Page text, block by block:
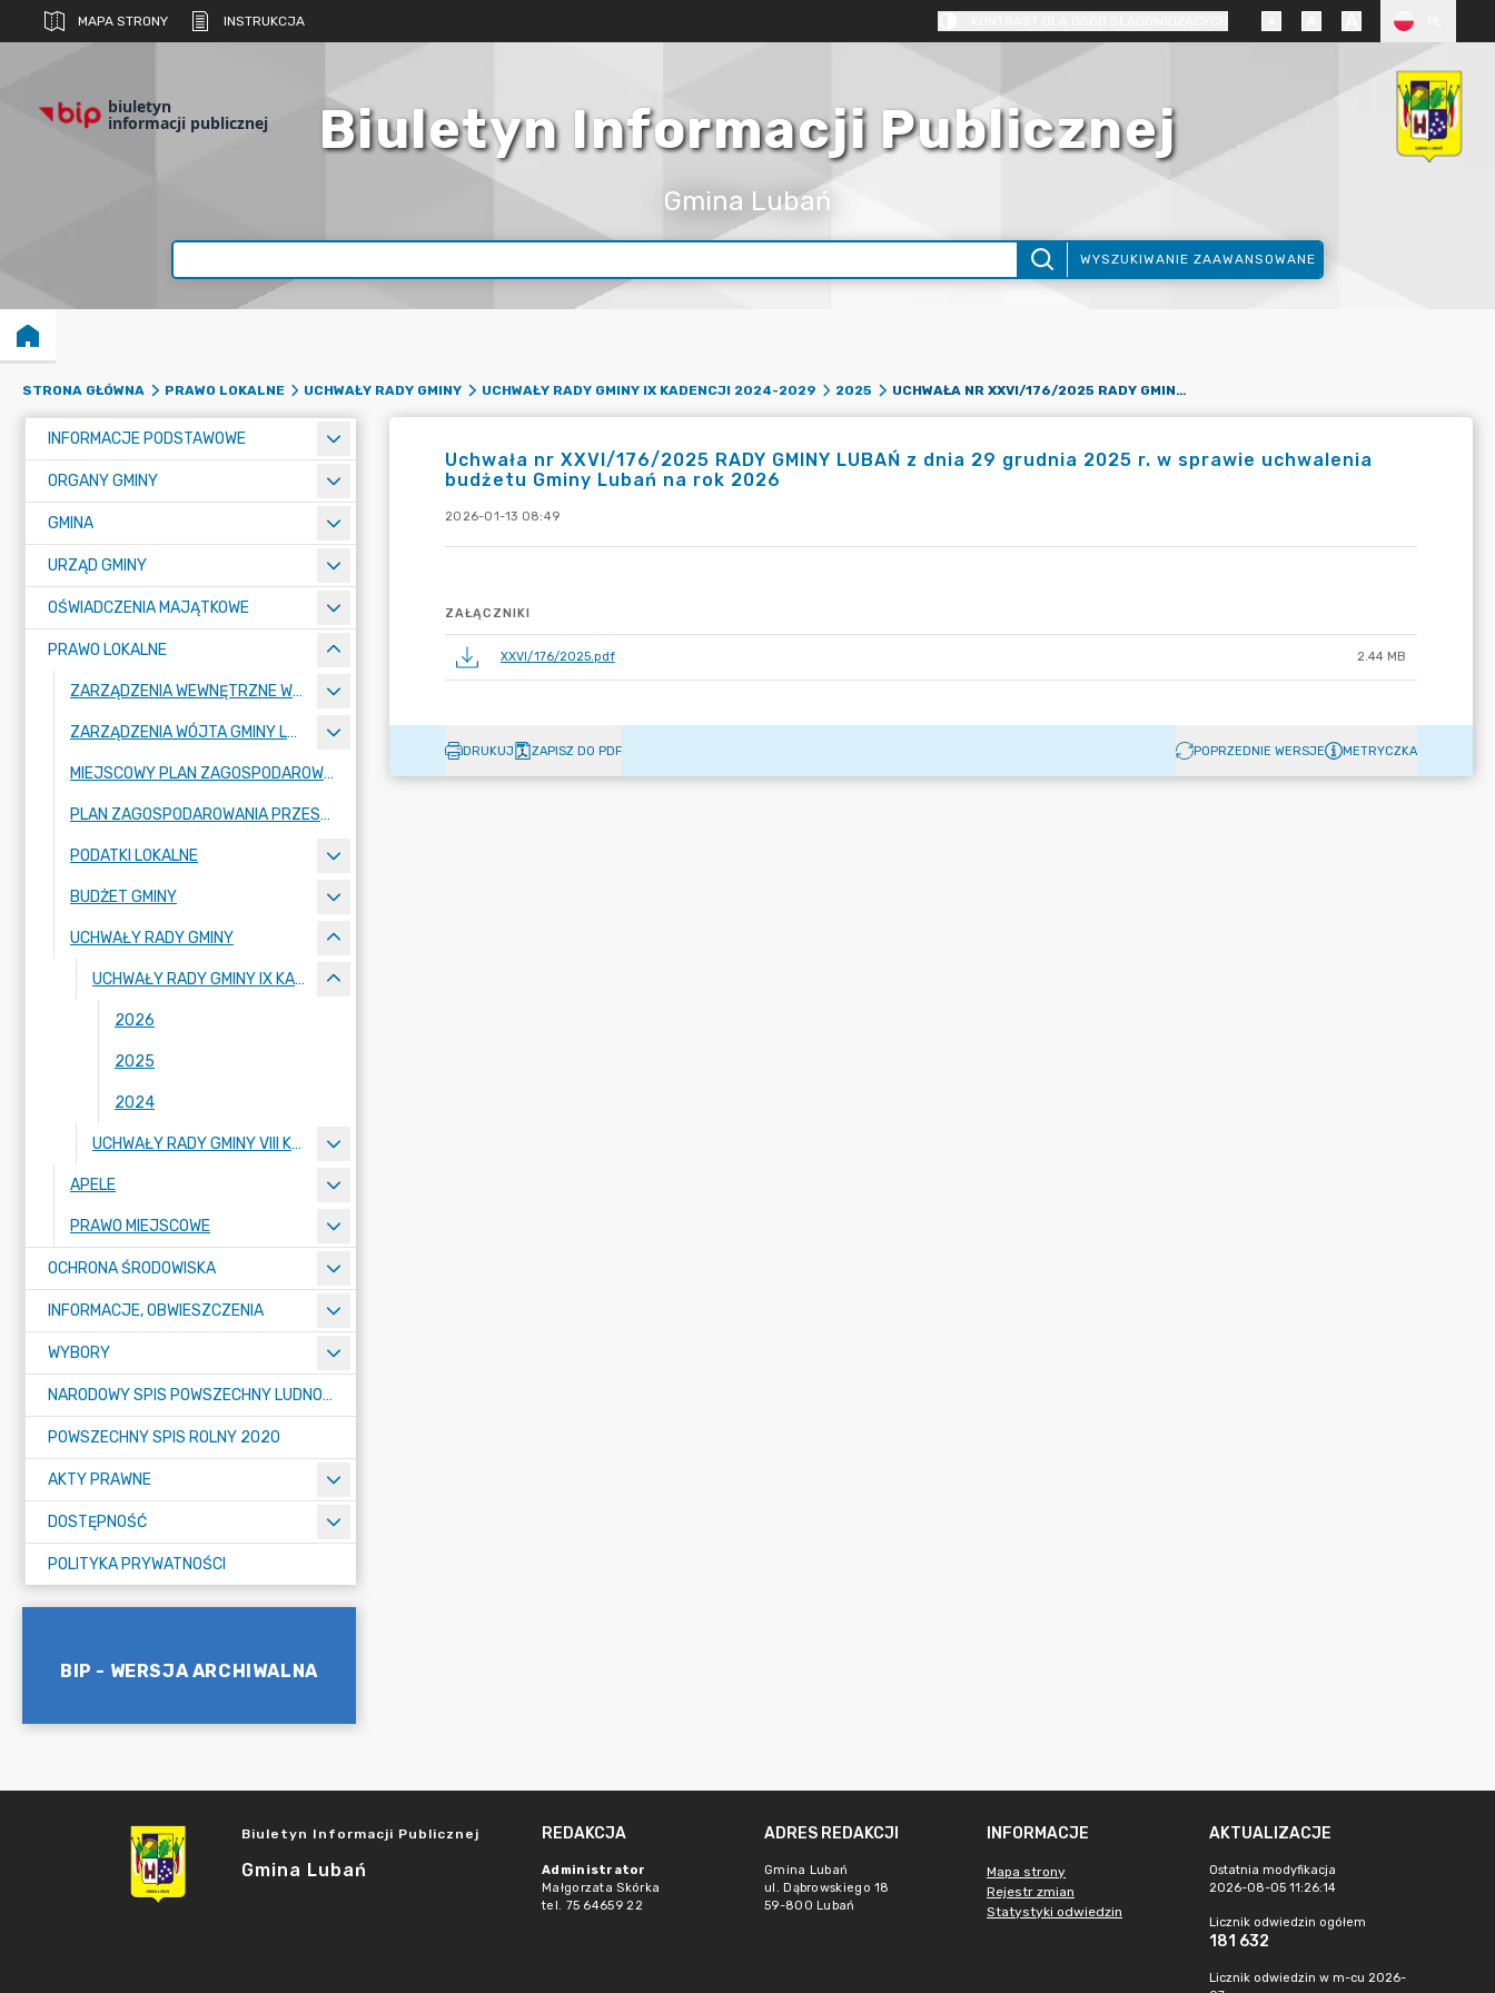
MAPA STRONY INSTRUKCJA
biuletyn
informacji publicznej Biuletyn Informacji Publicznej
Gmina Lubań
WYSZUKIWANIE ZAAWANSOWANE
STRONA GŁÓWNA PRAWO LOKALNE UCHWAŁY RADY GMINY UCHWAŁY RADY GMINY IX KADENCJI 2024-2029 2025 UCHWAŁA NR XXVI/176/2025 RADY GMINY LUBAŃ Z DNIA 29 GRUDNIA 2025 R. W SPRAWIE UCHWALENIA BUDŻETU GMINY LUBAŃ NA ROK 2026
INFORMACJE PODSTAWOWE
ORGANY GMINY
GMINA
URZĄD GMINY
OŚWIADCZENIA MAJĄTKOWE
PRAWO LOKALNE
ZARZĄDZENIA WEWNĘTRZNE WÓJTA GMINY LUBAŃ
ZARZĄDZENIA WÓJTA GMINY LUBAŃ
MIEJSCOWY PLAN ZAGOSPODAROWANIA PRZESTRZENNEGO
PLAN ZAGOSPODAROWANIA PRZESTRZENNEGO
PODATKI LOKALNE
BUDŻET GMINY
UCHWAŁY RADY GMINY
UCHWAŁY RADY GMINY IX KADENCJI 2024-2029
2026
2025
2024
UCHWAŁY RADY GMINY VIII KADENCJI 2018-2023
APELE
PRAWO MIEJSCOWE
OCHRONA ŚRODOWISKA
INFORMACJE, OBWIESZCZENIA
WYBORY
NARODOWY SPIS POWSZECHNY LUDNOŚCI I MIESZKAŃ W 2021
POWSZECHNY SPIS ROLNY 2020
AKTY PRAWNE
DOSTĘPNOŚĆ
POLITYKA PRYWATNOŚCI
BIP - WERSJA ARCHIWALNA
Uchwała nr XXVI/176/2025 RADY GMINY LUBAŃ z dnia 29 grudnia 2025 r. w sprawie uchwalenia
budżetu Gminy Lubań na rok 2026
2026-01-13 08:49
ZAŁĄCZNIKI
XXVI/176/2025.pdf 2.44 MB
DRUKUJ ZAPISZ DO PDF POPRZEDNIE WERSJE METRYCZKA
Biuletyn Informacji Publicznej
Gmina Lubań
REDAKCJA
Administrator
Małgorzata Skórka
tel. 75 64659 22
ADRES REDAKCJI
Gmina Lubań
ul. Dąbrowskiego 18
59-800 Lubań
INFORMACJE
Mapa strony
Rejestr zmian
Statystyki odwiedzin
AKTUALIZACJE
Ostatnia modyfikacja
2026-08-05 11:26:14
Licznik odwiedzin ogółem
181 632
Licznik odwiedzin w m-cu 2026-